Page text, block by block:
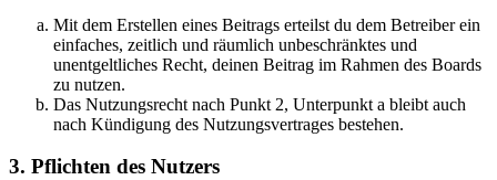
Mit dem Erstellen eines Beitrags erteilst du dem Betreiber ein
einfaches, zeitlich und räumlich unbeschränktes und
unentgeltliches Recht, deinen Beitrag im Rahmen des Boards
zu nutzen.
Das Nutzungsrecht nach Punkt 2, Unterpunkt a bleibt auch
nach Kündigung des Nutzungsvertrages bestehen.
3. Pflichten des Nutzers